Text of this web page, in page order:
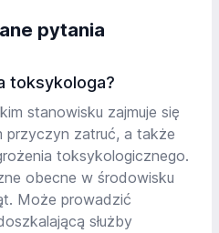
pytania
toksykologa?
stanowisku zajmuje się
przyczyn zatruć, a także
toksykologicznego.
obecne w środowisku
Może prowadzić
służby